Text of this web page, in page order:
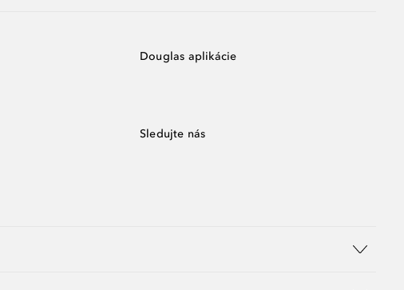
Douglas aplikácie
Sledujte nás